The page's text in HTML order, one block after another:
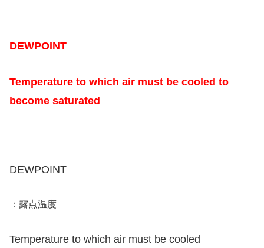
DEWPOINT
Temperature to which air must be cooled to
become saturated
DEWPOINT
：露点温度
Temperature to which air must be cooled